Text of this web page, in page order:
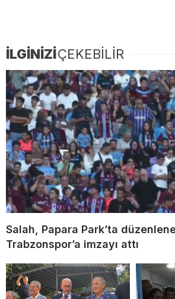
İLGİNİZİÇEKEBİLİR
Salah, Papara Park’ta
Trabzonspor’a imzayı attı